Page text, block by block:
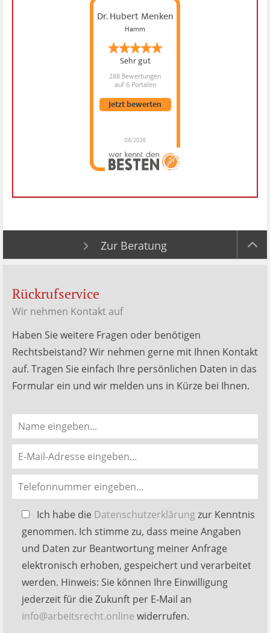
Dr. Hubert Menken
Hamm
Sehr gut
288 Bewertungen
auf 6 Portalen
08/2026
Jetzt bewerten
Dr. Hubert Menken
hat4.88 von5
MenkenBewertungen
Zur Beratung
Rückrufservice
Wir nehmen Kontakt auf
Haben Sie weitere Fragen oder benötigen
Rechtsbeistand? Wir nehmen gerne mit Ihnen Kontakt
auf. Tragen Sie einfach Ihre persönlichen Daten in das
Formular ein und wir melden uns in Kürze bei Ihnen.
Bitte
lasse
dieses
Feld
leer.
Ich habe die Datenschutzerklärungzur Kenntnis
genommen. Ich stimme zu, dass meine Angaben
und Daten zur Beantwortung meiner Anfrage
elektronisch erhoben, gespeichert und verarbeitet
werden. Hinweis: Sie können Ihre Einwilligung
jederzeit für die Zukunft per E-Mail an
info@arbeitsrecht.online widerrufen.